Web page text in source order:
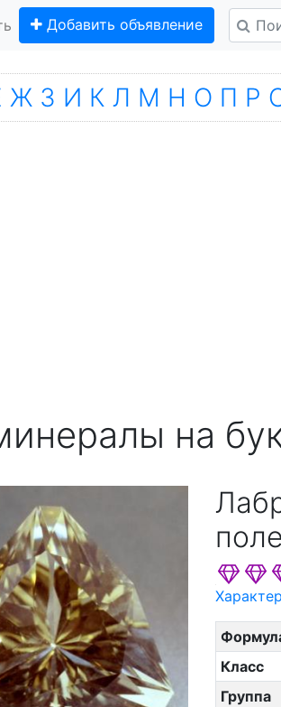
Добавить объявление
на
Класс
Группа
Ж З И К Л М Н О П Р